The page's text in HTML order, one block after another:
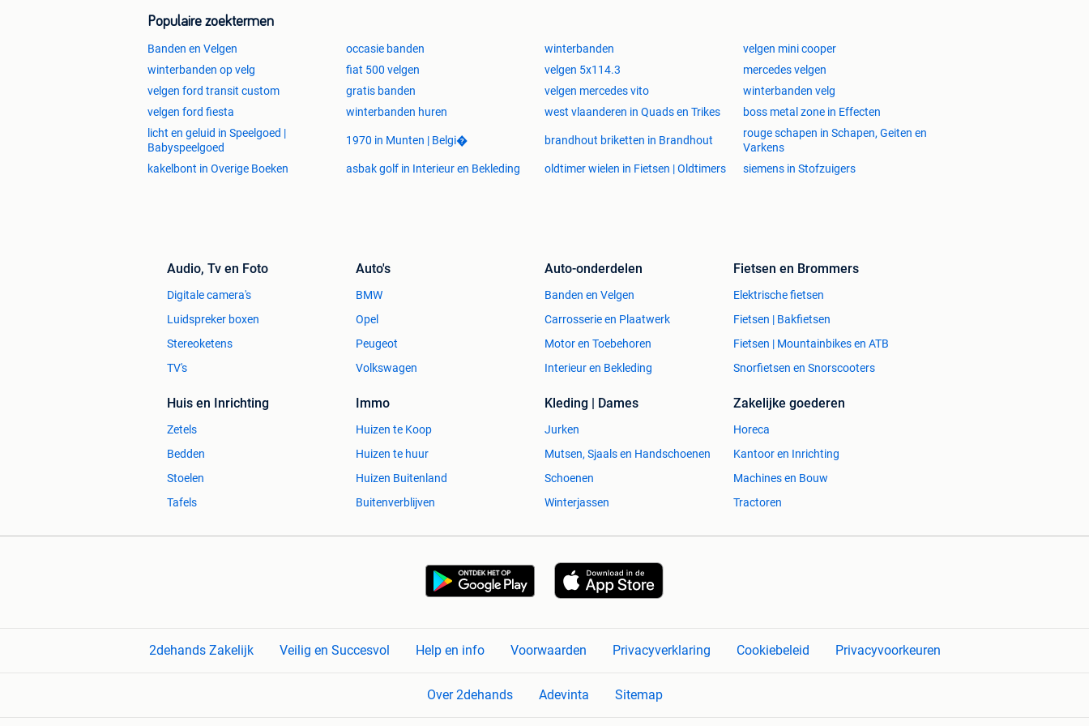
Klik op onderstaande link om dit product te bekijken en/of te bestellen:
Populaire zoektermen
Banden en Velgen occasie banden winterbanden
velgen mini cooper
winterbanden op velg
fiat 500 velgen velgen 5x114.3
mercedes velgen
velgen ford transit custom
gratis banden velgen mercedes vito
winterbanden velg
velgen ford fiesta
winterbanden huren west vlaanderen in Quads en Trikes
boss metal zone in Effecten
licht en geluid in Speelgoed |
Babyspeelgoed
1970 in Munten | Belgi� brandhout briketten in Brandhout
rouge schapen in Schapen, Geiten en
Varkens
kakelbont in Overige Boeken
asbak golf in Interieur en Bekleding oldtimer wielen in Fietsen | Oldtimers siemens in Stofzuigers
Audio, Tv en Foto
Digitale camera's
Luidspreker boxen
Stereoketens
TV's
Auto's
BMW
Opel
Peugeot
Volkswagen
Auto-onderdelen
Banden en Velgen
Carrosserie en Plaatwerk
Motor en Toebehoren
Interieur en Bekleding
Fietsen en Brommers
Elektrische fietsen
Fietsen | Bakfietsen
Fietsen | Mountainbikes en ATB
Snorfietsen en Snorscooters
Huis en Inrichting
Zetels
Bedden
Stoelen
Tafels
Immo
Huizen te Koop
Huizen te huur
Huizen Buitenland
Buitenverblijven
Kleding | Dames
Jurken
Mutsen, Sjaals en Handschoenen
Schoenen
Winterjassen
Zakelijke goederen
Horeca
Kantoor en Inrichting
Machines en Bouw
Tractoren
2dehands Zakelijk Veilig en Succesvol Help en info Voorwaarden Privacyverklaring Cookiebeleid Privacyvoorkeuren
Over 2dehands Adevinta Sitemap